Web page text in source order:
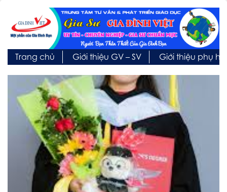
Trang chủ Giới thiệu GV – SV Giới thiệu phụ